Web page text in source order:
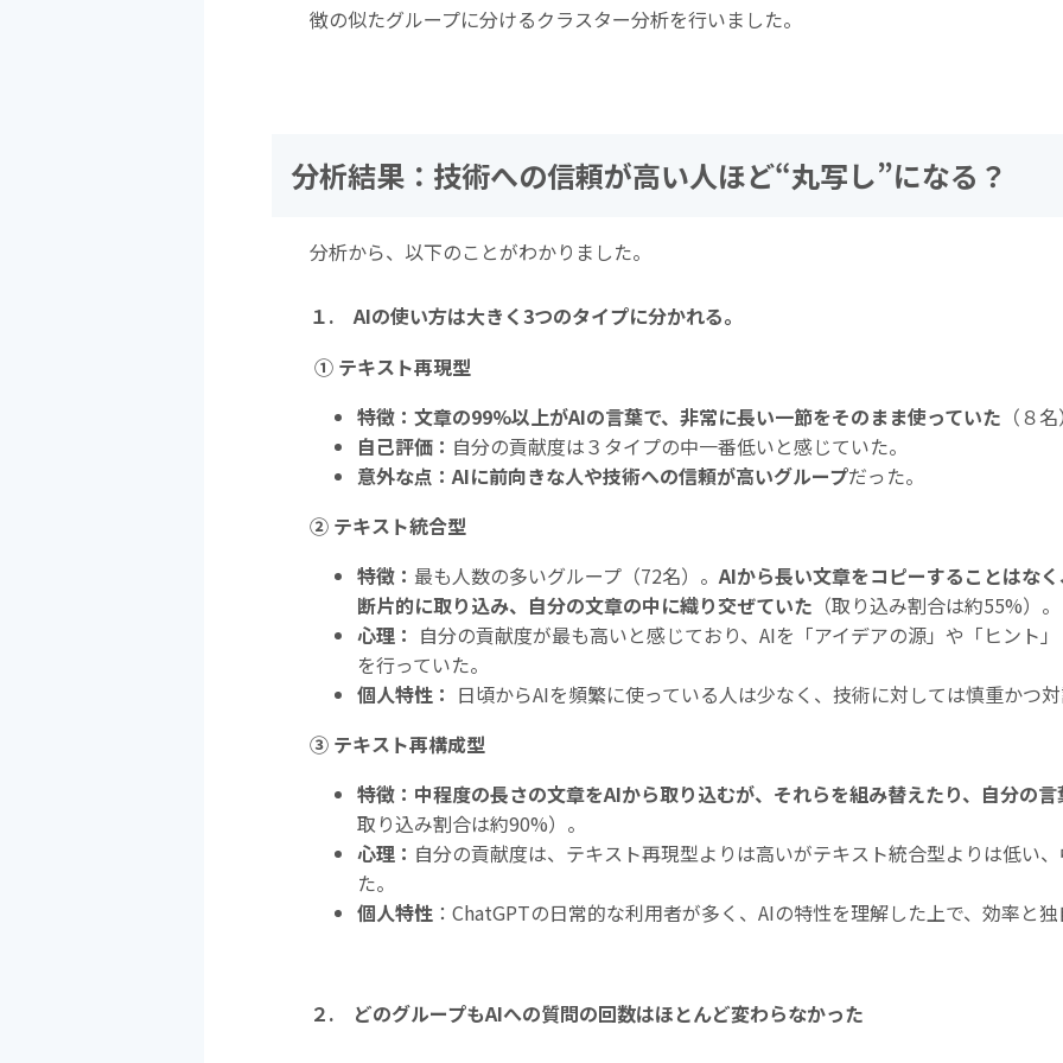
徴の似たグループに分けるクラスター分析を行いました。
分析結果：技術への信頼が高い人ほど“丸写し”になる？
分析から、以下のことがわかりました。
１. AIの使い方は大きく3つのタイプに分かれる。
① テキスト再現型
特徴：文章の99%以上がAIの言葉で、非常に長い一節をそのまま使っていた （８
自己評価： 自分の貢献度は３タイプの中一番低いと感じていた。
意外な点： AIに前向きな人や技術への信頼が高いグループだった。
② テキスト統合型
特徴： 最も人数の多いグループ（72名）。 AIから長い文章をコピーすることはな
断片的に取り込み、自分の文章の中に織り交ぜていた （取り込み割合は約55%）。
心理： 自分の貢献度が最も高いと感じており、AIを「アイデアの源」や「ヒント
を行っていた。
個人特性： 日頃からAIを頻繁に使っている人は少なく、技術に対しては慎重かつ
③ テキスト再構成型
特徴：中程度の長さの文章をAIから取り込むが、それらを組み替えたり、自分の
取り込み割合は約90%）。
心理： 自分の貢献度は、テキスト再現型よりは高いがテキスト統合型よりは低い
た。
個人特性 ：ChatGPTの日常的な利用者が多く、AIの特性を理解した上で、効率と
２. どのグループもAIへの質問の回数はほとんど変わらなかった